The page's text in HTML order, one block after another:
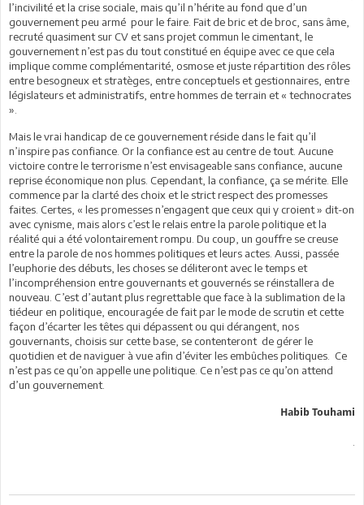
l’incivilité et la crise sociale, mais qu’il n’hérite au fond que d’un
gouvernement peu armé pour le faire. Fait de bric et de broc, sans âme,
recruté quasiment sur CV et sans projet commun le cimentant, le
gouvernement n’est pas du tout constitué en équipe avec ce que cela
implique comme complémentarité, osmose et juste répartition des rôles
entre besogneux et stratèges, entre conceptuels et gestionnaires, entre
législateurs et administratifs, entre hommes de terrain et « technocrates
».
Mais le vrai handicap de ce gouvernement réside dans le fait qu’il
n’inspire pas confiance. Or la confiance est au centre de tout. Aucune
victoire contre le terrorisme n’est envisageable sans confiance, aucune
reprise économique non plus. Cependant, la confiance, ça se mérite. Elle
commence par la clarté des choix et le strict respect des promesses
faites. Certes, « les promesses n’engagent que ceux qui y croient » dit-on
avec cynisme, mais alors c’est le relais entre la parole politique et la
réalité qui a été volontairement rompu. Du coup, un gouffre se creuse
entre la parole de nos hommes politiques et leurs actes. Aussi, passée
l’euphorie des débuts, les choses se déliteront avec le temps et
l’incompréhension entre gouvernants et gouvernés se réinstallera de
nouveau. C’est d’autant plus regrettable que face à la sublimation de la
tiédeur en politique, encouragée de fait par le mode de scrutin et cette
façon d’écarter les têtes qui dépassent ou qui dérangent, nos
gouvernants, choisis sur cette base, se contenteront de gérer le
quotidien et de naviguer à vue afin d’éviter les embûches politiques. Ce
n’est pas ce qu’on appelle une politique. Ce n’est pas ce qu’on attend
d’un gouvernement.
Habib Touhami